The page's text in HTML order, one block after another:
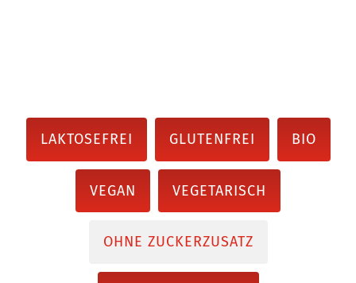
LAKTOSEFREI GLUTENFREI BIO
VEGAN VEGETARISCH
OHNE ZUCKERZUSATZ